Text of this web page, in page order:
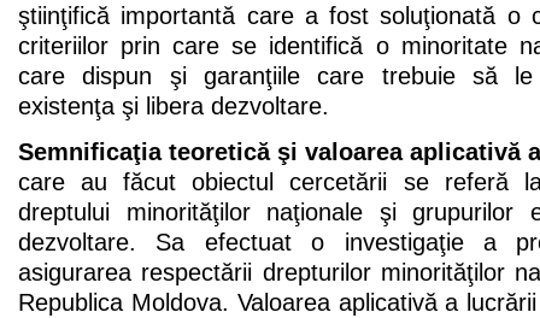
ştiinţifică importantă care a fost soluţionată o
criteriilor prin care se identifică o minoritate
care dispun şi garanţiile care trebuie să
existenţa şi libera dezvoltare.
Semnificaţia teoretică şi valoarea aplicativă
care au făcut obiectul cercetării se referă
dreptului minorităţilor naţionale şi grupurilor
dezvoltare. Sa efectuat o investigaţie a
asigurarea respectării drepturilor minorităţilor
Republica Moldova. Valoarea aplicativă a